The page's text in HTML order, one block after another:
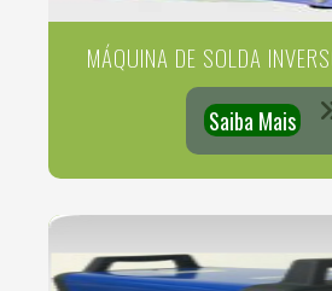
MÁQUINA DE SOLDA
Saiba Mais